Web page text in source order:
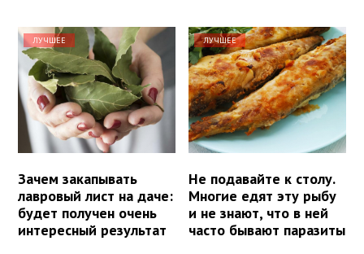
ЛУЧШЕЕ
Зачем закапывать
лавровый лист на даче:
будет получен очень
интересный результат
ЛУЧШЕЕ
Не подавайте к столу.
Многие едят эту рыбу
и не знают, что в ней
часто бывают паразиты